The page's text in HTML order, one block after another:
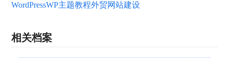
WordPressWP主题教程外贸网站建设
相关档案